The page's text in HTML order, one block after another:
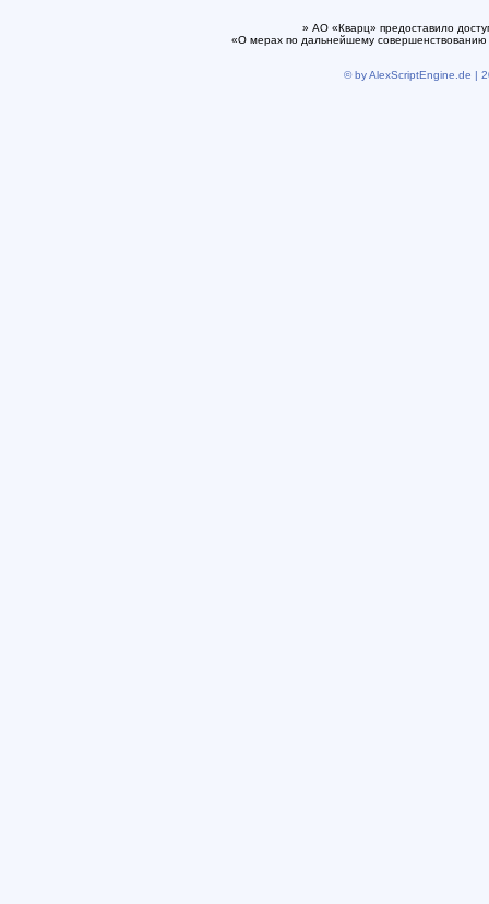
» АО «Кварц» предоставило
«О мерах по дальнейшему совершенствованию
© by AlexScriptEngine.de |